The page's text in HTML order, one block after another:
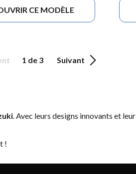
CE MODÈLE
1 de 3 Suivant
. Avec leurs designs innovants et
!